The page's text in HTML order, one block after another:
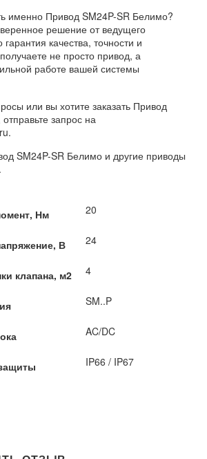
именно Привод SM24P-SR Белимо?
решение от ведущего
качества, точности и
не просто привод, а
работе вашей системы
или вы хотите заказать Привод
запрос на
SM24P-SR Белимо и другие приводы
Нм
20
В 24
клапана, м2 4
SM..P
AC/DC
IP66 / IP67